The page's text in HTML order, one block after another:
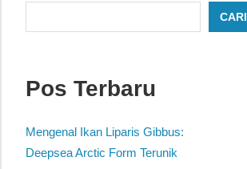
pandang
CARI
Pos Terbaru
Mengenal Ikan Liparis Gibbus:
Deepsea Arctic Form Terunik